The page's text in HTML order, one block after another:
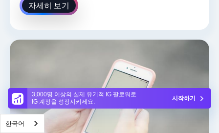
3,000명 이상의 실제 유기적 IG 팔로워로
IG 계정을 성장시키세요.
시작하기
자세히 보기
한국어